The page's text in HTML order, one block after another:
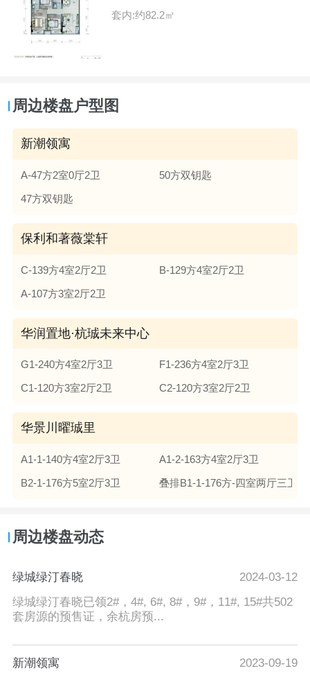
套内:约82.2㎡
周边楼盘户型图
新潮领寓
A-47方2室0厅2卫
50方双钥匙
47方双钥匙
保利和著薇棠轩
C-139方4室2厅2卫
B-129方4室2厅2卫
A-107方3室2厅2卫
华润置地·杭珹未来中心
G1-240方4室2厅3卫
F1-236方4室2厅3卫
C1-120方3室2厅2卫
C2-120方3室2厅2卫
华景川曜珹里
A1-1-140方4室2厅3卫
A1-2-163方4室2厅3卫
B2-1-176方5室2厅3卫
叠排B1-1-176方-四室两厅三卫
周边楼盘动态
绿城绿汀春晓
2024-03-12
绿城绿汀春晓已领2#，4#, 6#, 8#，9#，11#, 15#共502
套房源的预售证，余杭房预...
新潮领寓
2023-09-19